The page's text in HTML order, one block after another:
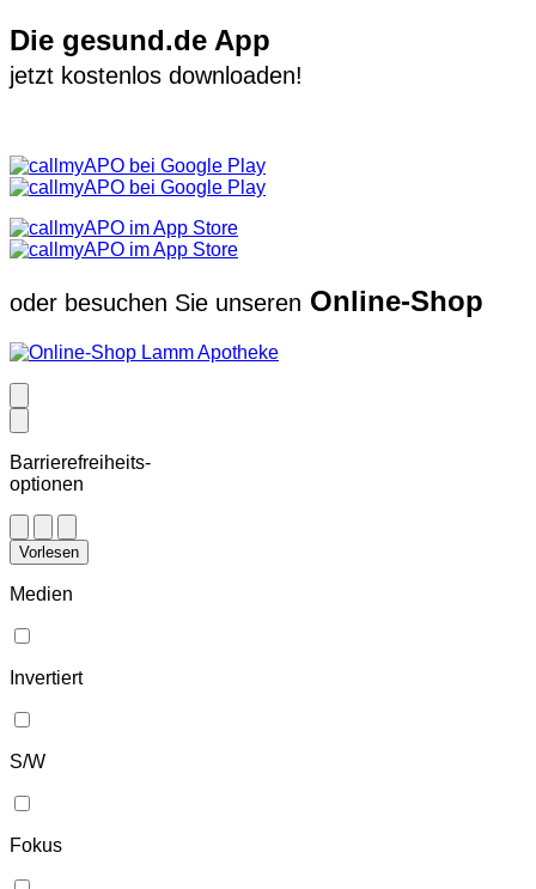
Die gesund.de App
jetzt kostenlos downloaden!
oder besuchen Sie unseren Online-Shop
Barrierefreiheits-
optionen
Vorlesen
Medien
Invertiert
S/W
Fokus